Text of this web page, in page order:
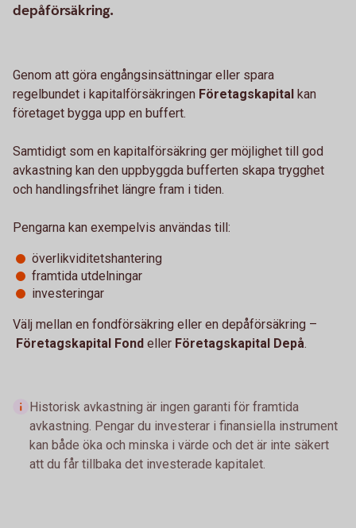
depåförsäkring.
Genom att göra engångsinsättningar eller spara
regelbundet i kapitalförsäkringen Företagskapital kan
företaget bygga upp en buffert.
Samtidigt som en kapitalförsäkring ger möjlighet till god
avkastning kan den uppbyggda bufferten skapa trygghet
och handlingsfrihet längre fram i tiden.
Pengarna kan exempelvis användas till:
överlikviditetshantering
framtida utdelningar
investeringar
Välj mellan en fondförsäkring eller en depåförsäkring –
Företagskapital Fond eller Företagskapital Depå.
Historisk avkastning är ingen garanti för framtida
avkastning. Pengar du investerar i finansiella instrument
kan både öka och minska i värde och det är inte säkert
att du får tillbaka det investerade kapitalet.